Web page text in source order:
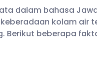
dalam bahasa
kolam air
Berikut beberapa